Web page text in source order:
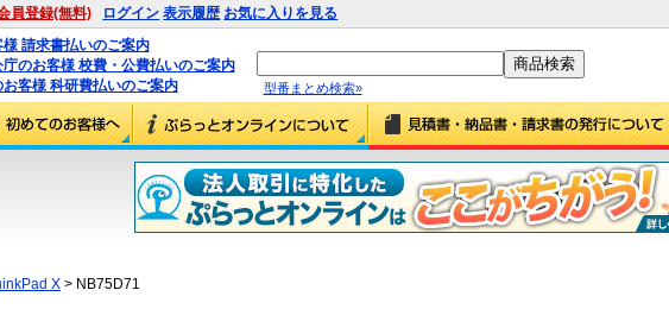
員登録(無料) ログイン 表示履歴 お気に入りを見る
請求書払いのご案内
のお客様 校費・公費払いのご案内
客様 科研費払いのご案内
型番まとめ検索»
X > NB75D71